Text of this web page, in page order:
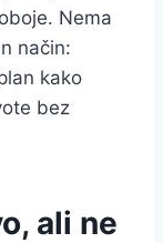
Nema
način:
kako
bez
ali ne